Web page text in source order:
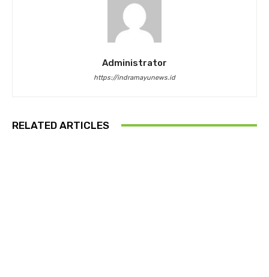
Administrator
https://indramayunews.id
RELATED ARTICLES